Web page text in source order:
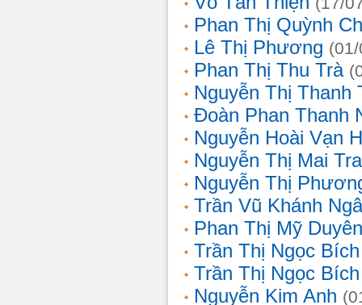
Phan Thị Quỳnh
Lê Thị Phương
Phan Thị Thu Trà
Nguyễn Thị Thanh
Đoàn Phan Thanh
Nguyễn Hoài Vạn
Nguyễn Thị Mai
Nguyễn Thị
Trần Vũ Khánh
Phan Thị Mỹ Duyên
Trần Thị Ngọc Bích
Trần Thị Ngọc Bích
Nguyễn Kim Anh